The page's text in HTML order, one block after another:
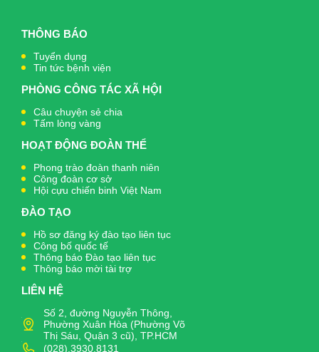
THÔNG BÁO
Tuyển dụng
Tin tức bệnh viện
PHÒNG CÔNG TÁC XÃ HỘI
Câu chuyện sẻ chia
Tấm lòng vàng
HOẠT ĐỘNG ĐOÀN THỂ
Phong trào đoàn thanh niên
Công đoàn cơ sở
Hội cựu chiến binh Việt Nam
ĐÀO TẠO
Hồ sơ đăng ký đào tạo liên tục
Công bố quốc tế
Thông báo Đào tạo liên tục
Thông báo mời tài trợ
LIÊN HỆ
Số 2, đường Nguyễn Thông,
Phường Xuân Hòa (Phường Võ
Thị Sáu, Quận 3 cũ), TP.HCM
(028).3930.8131